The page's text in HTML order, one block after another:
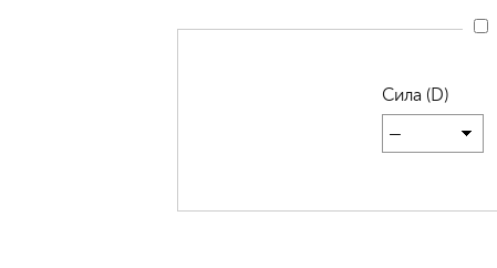
Сила (D)
—